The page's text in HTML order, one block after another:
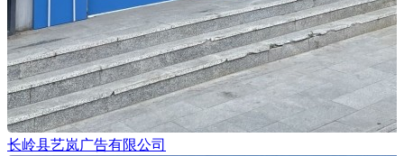
长岭县艺岚广告有限公司